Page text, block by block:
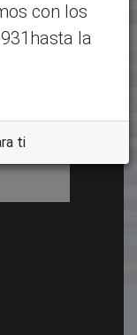
con los
la
ti